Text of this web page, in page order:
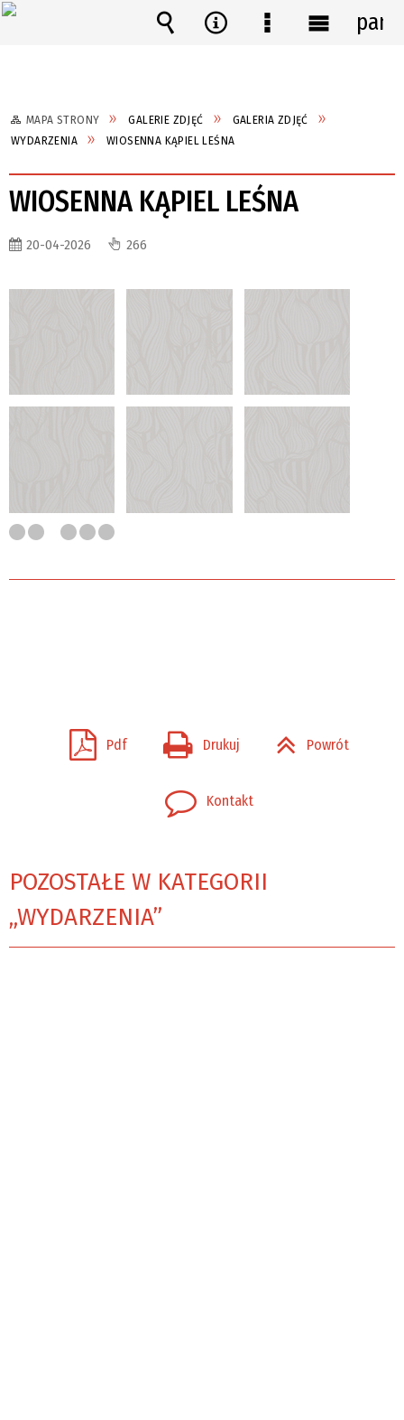
MAPA STRONY GALERIE ZDJĘĆ
GALERIA ZDJĘĆ
WYDARZENIA
WIOSENNA KĄPIEL LEŚNA
WIOSENNA KĄPIEL LEŚNA
20-04-2026 266
Pdf Drukuj Powrót
Kontakt
POZOSTAŁE W KATEGORII
„WYDARZENIA”